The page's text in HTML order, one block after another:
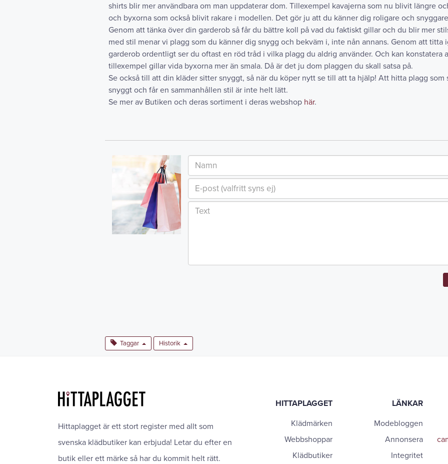
shirts blir mer användbara om man uppdaterar dom. Tillexempel kavajerna som nu blivit längre
och byxorna som också blivit rakare i modellen. Det gör ju att du känner dig roligare och
Genom att tänka över din garderob så får du bättre koll på vad du faktiskt gillar och du blir mer
med stil menar vi plagg som du känner dig snygg och bekväm i, inte nån annans. Genom att titta
garderob ordentligt ser du oftast en röd tråd i vilka plagg du aldrig använder. Och kan konstatera
tillexempel gillar vida byxorna mer än smala. Då är det ju dom plaggen du skall satsa på.
Se också till att din kläder sitter snyggt, så när du köper nytt se till att ta hjälp! Att hitta plagg som
snyggt och får en sammanhållen stil är inte helt lätt.
Se mer av Butiken och deras sortiment i deras webshop här.
Taggar Historik
Hittaplagget är ett stort register med allt som
svenska klädbutiker kan erbjuda! Letar du efter en
butik eller ett märke så har du kommit helt rätt.
HITTAPLAGGET
Klädmärken
Webbshoppar
Klädbutiker
LÄNKAR
Modebloggen
Annonsera
Integritet